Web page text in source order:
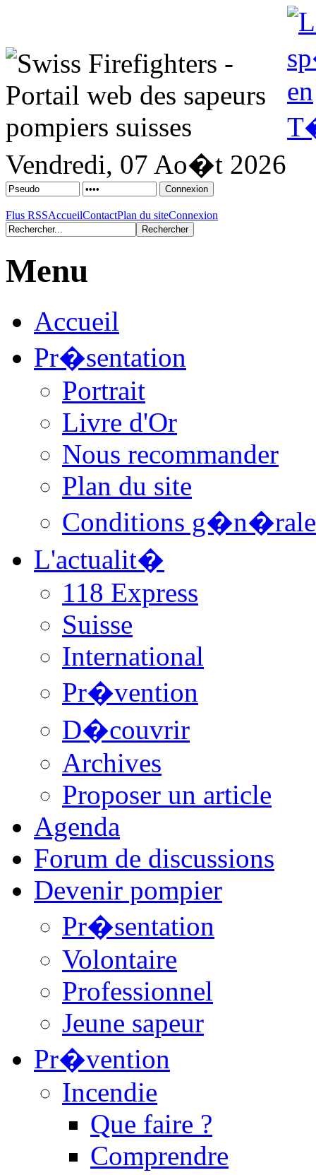
Vendredi, 07 Ao�t 2026
Flus RSSAccueilContactPlan du siteConnexion
Menu
Accueil
Pr�sentation
Portrait
Livre d'Or
Nous recommander
Plan du site
Conditions
L'actualit�
118 Express
Suisse
International
Pr�vention
D�couvrir
Archives
Proposer un article
Agenda
Forum de discussions
Devenir pompier
Pr�sentation
Volontaire
Professionnel
Jeune sapeur
Pr�vention
Incendie
Que faire ?
Comprendre